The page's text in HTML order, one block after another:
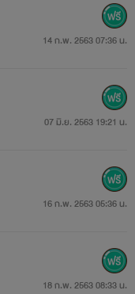
14 ก.พ. 2563 07:36 น.
07 มิ.ย. 2563 19:21 น.
16 ก.พ. 2563 05:36 น.
18 ก.พ. 2563 08:33 น.